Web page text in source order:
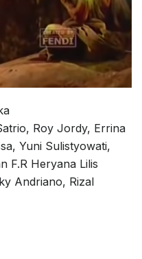
Roy Jordy, Errina
Yuni Sulistyowati,
F.R Heryana Lilis
Andriano, Rizal